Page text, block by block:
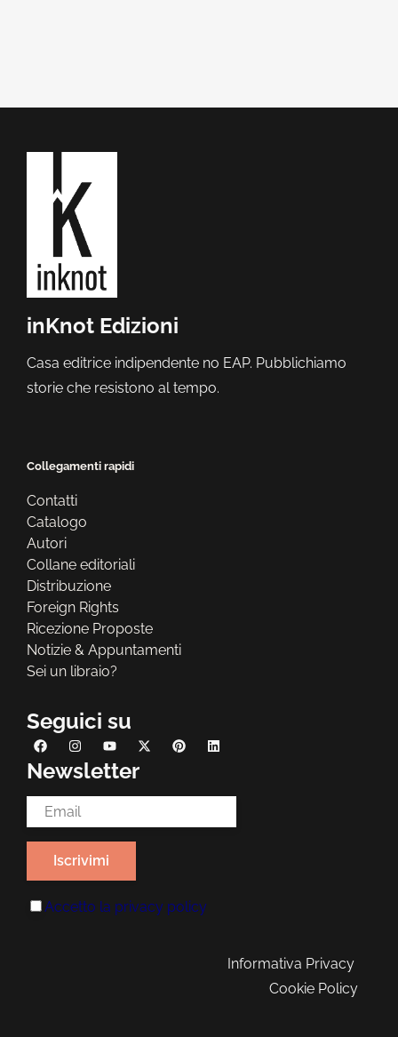
inKnot Edizioni
Casa editrice indipendente no EAP. Pubblichiamo
storie che resistono al tempo.
Collegamenti rapidi
Contatti
Catalogo
Autori
Collane editoriali
Distribuzione
Foreign Rights
Ricezione Proposte
Notizie & Appuntamenti
Sei un libraio?
Seguici su
Newsletter
Email Address*
Accetto la privacy policy
Informativa Privacy
Cookie Policy